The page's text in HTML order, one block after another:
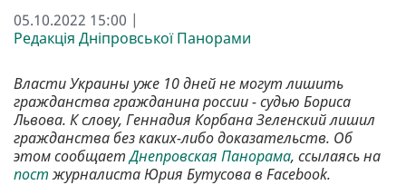
05.10.2022 15:00 |
Редакція Дніпровської Панорами
Власти Украины уже 10 дней не могут лишить
гражданства гражданина россии - судью Бориса
Львова. К слову, Геннадия Корбана Зеленский лишил
гражданства без каких-либо доказательств. Об
этом сообщаетДнепровская Панорама, ссылаясь на
постжурналиста Юрия Бутусова в Facebook.